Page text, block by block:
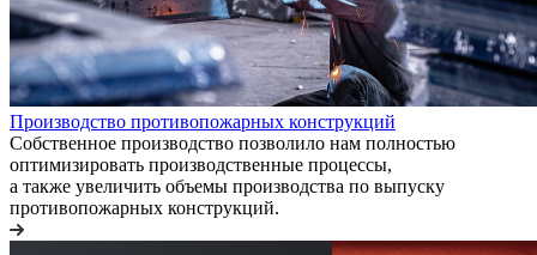
Производство противопожарных конструкций
Собственное производство позволило нам полностью
оптимизировать производственные процессы,
а также увеличить объемы производства по выпуску
противопожарных конструкций.